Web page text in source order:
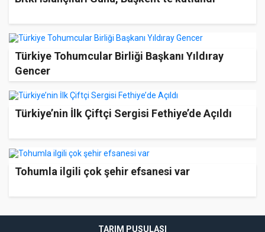
Türkiye Tohumcular Birliği Başkanı Yıldıray
Gencer
Türkiye’nin İlk Çiftçi Sergisi Fethiye’de Açıldı
Tohumla ilgili çok şehir efsanesi var
TARIM PUSULASI